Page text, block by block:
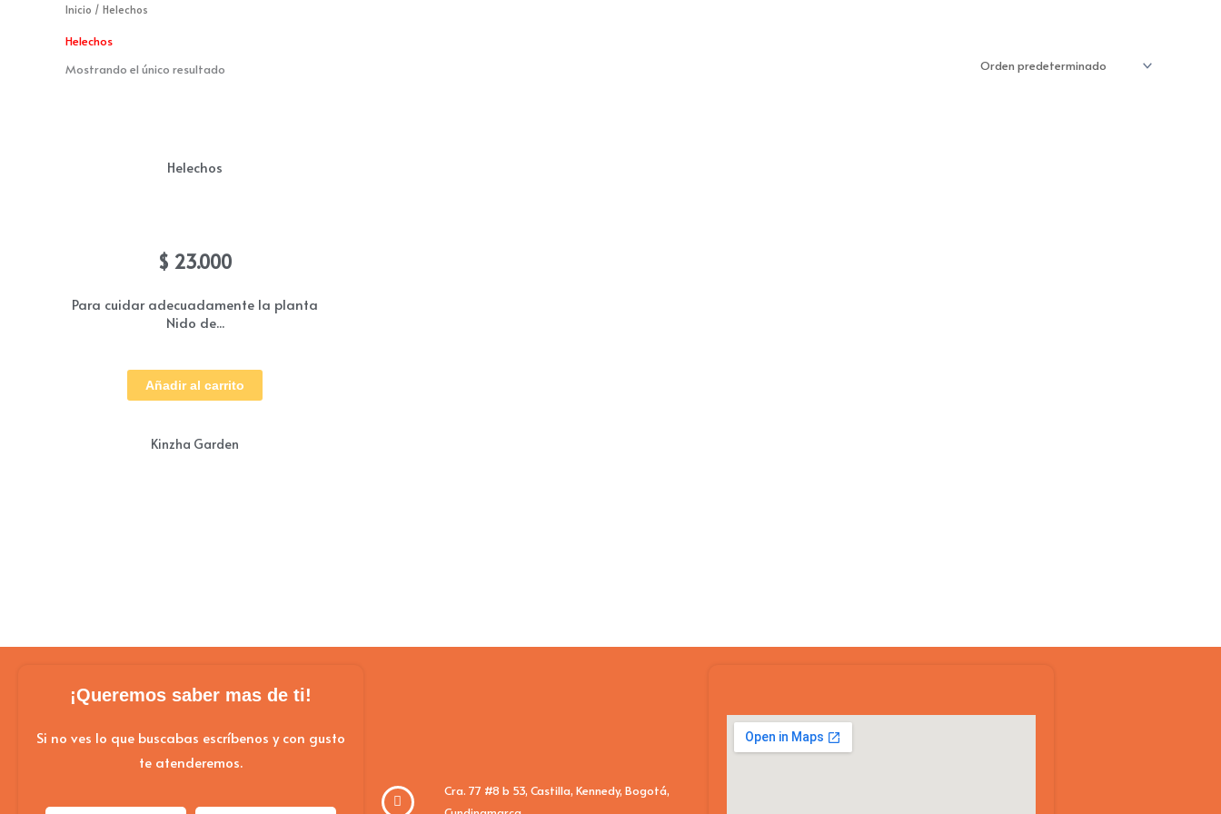
k a
Inicio / Helechos
Helechos
Mostrando el único resultado
Helechos
$ 23.000
Para cuidar adecuadamente la planta
Nido de...
Añadir al carrito
Kinzha Garden
¡Queremos saber mas de ti!
Si no ves lo que buscabas escríbenos y con gusto
te atenderemos.
Cra. 77 #8 b 53, Castilla, Kennedy, Bogotá,